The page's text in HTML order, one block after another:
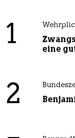
1
eine
2